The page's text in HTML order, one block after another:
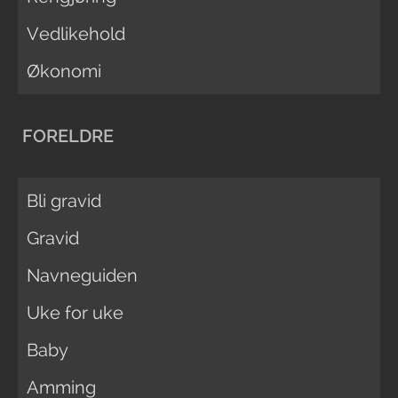
Vedlikehold
Økonomi
FORELDRE
Bli gravid
Gravid
Navneguiden
Uke for uke
Baby
Amming